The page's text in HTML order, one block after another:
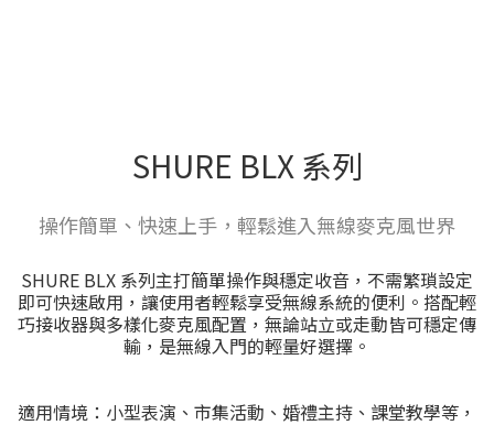
SHURE BLX 系列
操作簡單、快速上手，輕鬆進入無線麥克風世界
SHURE BLX 系列主打簡單操作與穩定收音，不需繁瑣設定
即可快速啟用，讓使用者輕鬆享受無線系統的便利。搭配輕
巧接收器與多樣化麥克風配置，無論站立或走動皆可穩定傳
輸，是無線入門的輕量好選擇。
適用情境：小型表演、市集活動、婚禮主持、課堂教學等，